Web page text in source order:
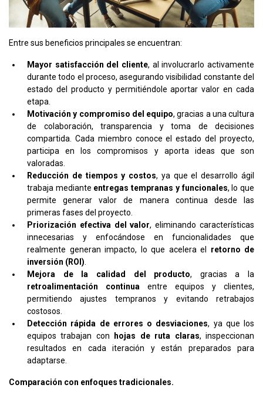
Entre sus beneficios principales se encuentran:
Mayor satisfacción del cliente, al involucrarlo activamente
durante todo el proceso, asegurando visibilidad constante del
estado del producto y permitiéndole aportar valor en cada
etapa.
Motivación y compromiso del equipo, gracias a una cultura
de colaboración, transparencia y toma de decisiones
compartida. Cada miembro conoce el estado del proyecto,
participa en los compromisos y aporta ideas que son
valoradas.
Reducción de tiempos y costos, ya que el desarrollo ágil
trabaja mediante entregas tempranas y funcionales, lo que
permite generar valor de manera continua desde las
primeras fases del proyecto.
Priorización efectiva del valor, eliminando características
innecesarias y enfocándose en funcionalidades que
realmente generan impacto, lo que acelera el retorno de
inversión (ROI)
Mejora de la calidad del producto, gracias a la
retroalimentación continua entre equipos y clientes,
permitiendo ajustes tempranos y evitando retrabajos
costosos.
Detección rápida de errores o desviaciones, ya que los
equipos trabajan con
hojas de ruta claras, inspeccionan
resultados en cada iteración y están preparados para
adaptarse.
Comparación con enfoques tradicionales.